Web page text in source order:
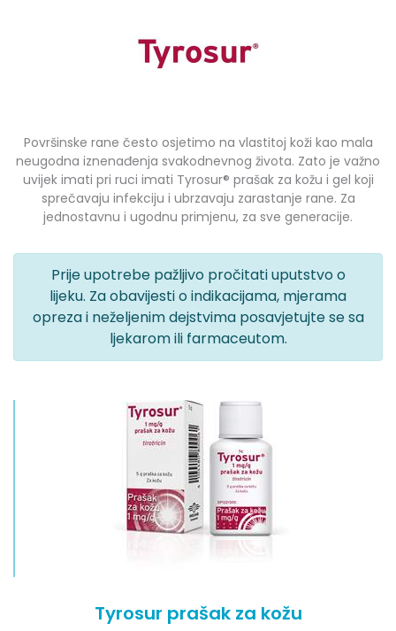
Površinske rane često osjetimo na vlastitoj koži kao mala
neugodna iznenađenja svakodnevnog života. Zato je važno
uvijek imati pri ruci imati Tyrosur® prašak za kožu i gel koji
sprečavaju infekciju i ubrzavaju zarastanje rane. Za
jednostavnu i ugodnu primjenu, za sve generacije.
Prije upotrebe pažljivo pročitati uputstvo o
lijeku. Za obavijesti o indikacijama, mjerama
opreza i neželjenim dejstvima posavjetujte se sa
ljekarom ili farmaceutom.
Tyrosur prašak za kožu